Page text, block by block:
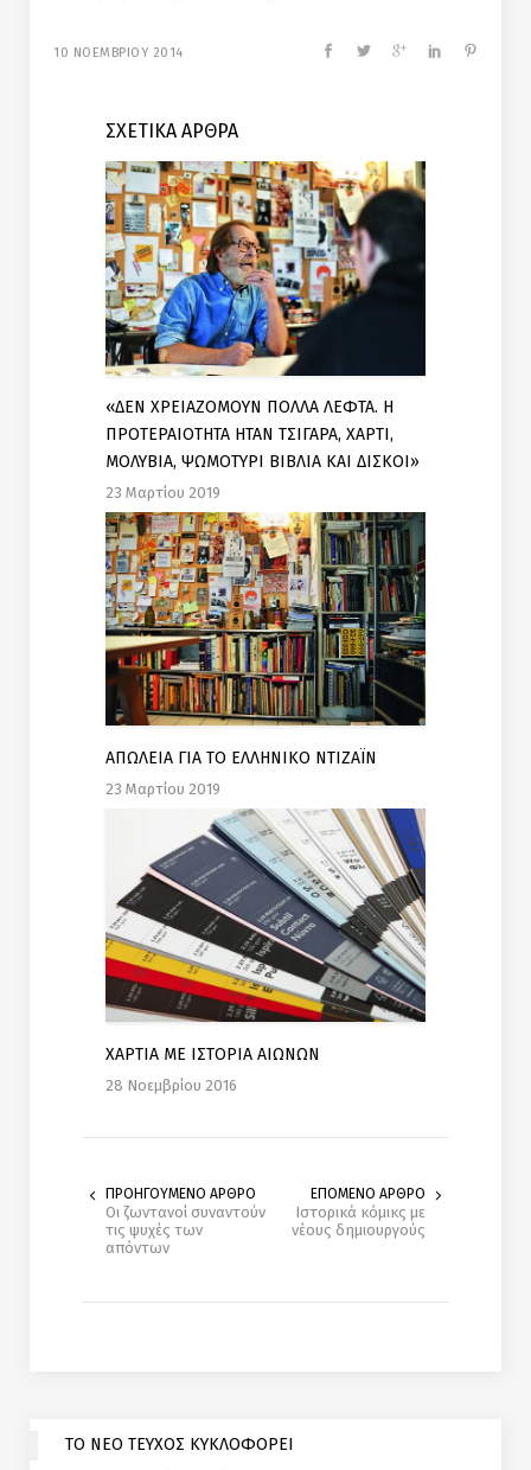
10 ΝΟΕΜΒΡΙΟΥ 2014
ΣΧΕΤΙΚΑ ΑΡΘΡΑ
«ΔΕΝ ΧΡΕΙΑΖΟΜΟΥΝ ΠΟΛΛΑ ΛΕΦΤΑ. H
ΠΡΟΤΕΡΑΙΟΤΗΤΑ ΗΤΑΝ ΤΣΙΓΑΡΑ, ΧΑΡΤΙ,
ΜΟΛΥΒΙΑ, ΨΩΜΟΤΥΡΙ ΒΙΒΛΙΑ ΚΑΙ ΔΙΣΚΟΙ»
23 Μαρτίου 2019
ΑΠΩΛΕΙΑ ΓΙΑ ΤΟ ΕΛΛΗΝΙΚΟ ΝΤΙΖΑΪΝ
23 Μαρτίου 2019
ΧΑΡΤΙΑ ΜΕ ΙΣΤΟΡΙΑ ΑΙΩΝΩΝ
28 Νοεμβρίου 2016
ΠΡΟΗΓΟΥΜΕΝΟ ΑΡΘΡΟ
Οι ζωντανοί συναντούν
τις ψυχές των
απόντων
ΕΠΟΜΕΝΟ ΑΡΘΡΟ
Ιστορικά κόμικς με
νέους δημιουργούς
ΤΟ ΝΕΟ ΤΕΥΧΟΣ ΚΥΚΛΟΦΟΡΕΙ